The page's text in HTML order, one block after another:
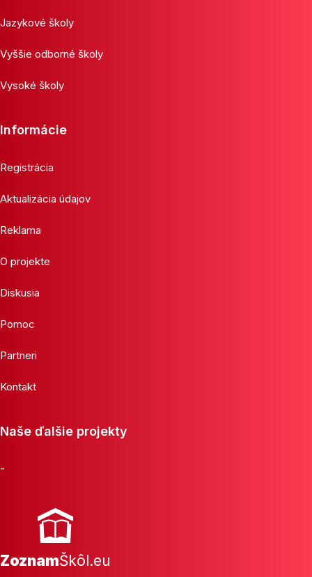
Jazykové školy
Vyššie odborné školy
Vysoké školy
Informácie
Registrácia
Aktualizácia údajov
Reklama
O projekte
Diskusia
Pomoc
Partneri
Kontakt
Naše ďalšie projekty
-
ZoznamŠkôl.eu